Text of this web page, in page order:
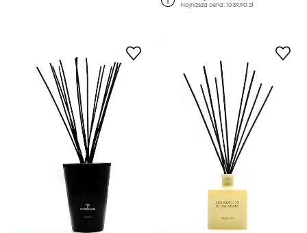
Najniższa cena:1039,90 zł